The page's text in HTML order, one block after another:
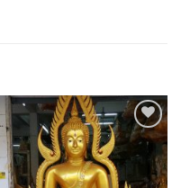
Add to
Wishlist